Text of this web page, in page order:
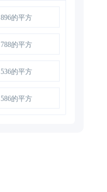
896的平方
788的平方
536的平方
586的平方